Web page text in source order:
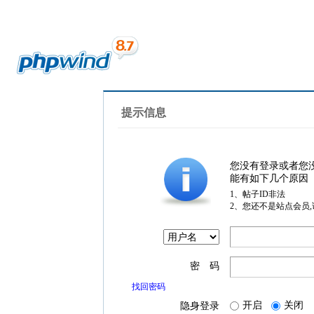
提示信息
您没有登录或者您
能有如下几个原因
1、帖子ID非法
2、您还不是站点会员
密 码
找回密码
隐身登录 开启 关闭